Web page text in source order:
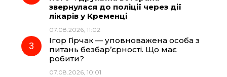
k m p
звернулася до поліції через дії
лікарів у Кременці
07.08.2026, 11:02
Ігор Гірчак — уповноважена особа з
питань безбар’єрності. Що має
робити?
07.08.2026, 10:01